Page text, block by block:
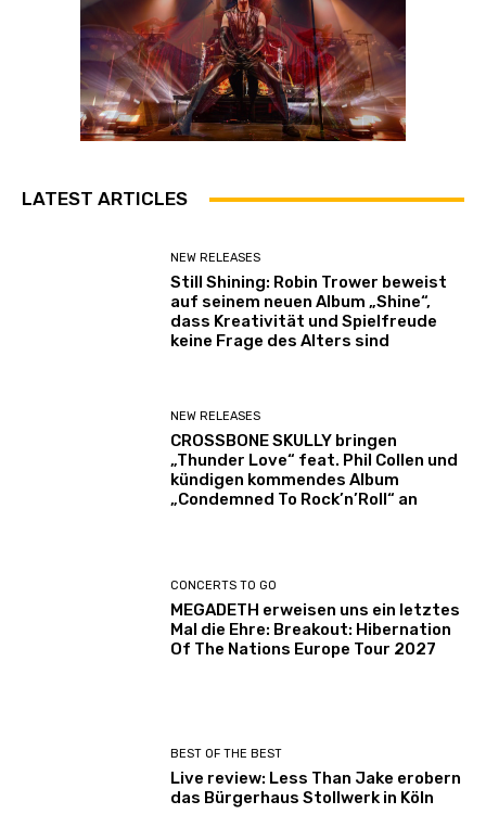
LATEST ARTICLES
NEW RELEASES
Still Shining: Robin Trower beweist
auf seinem neuen Album „Shine“,
dass Kreativität und Spielfreude
keine Frage des Alters sind
NEW RELEASES
CROSSBONE SKULLY bringen
„Thunder Love“ feat. Phil Collen und
kündigen kommendes Album
„Condemned To Rock’n’Roll“ an
CONCERTS TO GO
MEGADETH erweisen uns ein letztes
Mal die Ehre: Breakout: Hibernation
Of The Nations Europe Tour 2027
BEST OF THE BEST
Live review: Less Than Jake erobern
das Bürgerhaus Stollwerk in Köln